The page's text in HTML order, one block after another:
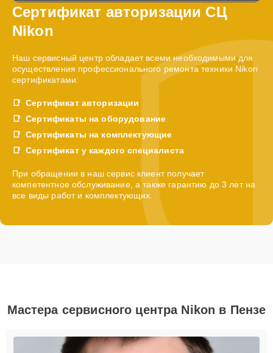
Сертификат авторизации СЦ
Nikon
Наш сервисный центр обладает всеми необходимыми для
осуществления профессионального ремонта техники Nikon
сертификатами:
Сертификат авторизации
Сертификаты на оборудование
Сертификаты на комплектующие
Сертификат у каждого специалиста
При обращении в наш сервис клиент получает
компетентное обслуживание, а также гарантию до 3 лет на
все виды работ и комплектующих.
Мастера сервисного центра Nikon в Пензе